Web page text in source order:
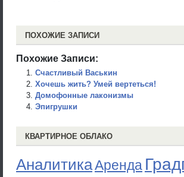
ПОХОЖИЕ ЗАПИСИ
Похожие Записи:
Счастливый Васькин
Хочешь жить? Умей вертеться!
Домофонные лаконизмы
Эпигрушки
КВАРТИРНОЕ ОБЛАКО
АналитикаАренда